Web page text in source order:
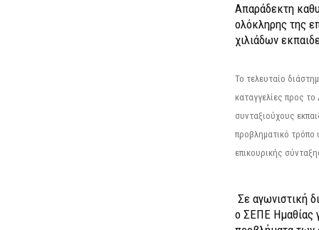
Απαράδεκτη
ολόκληρης της
χιλιάδων
Το τελευταίο
καταγγελίες προς
συνταξιούχους
προβληματικό τρόπο
επικουρικής
Σε αγωνιστική
ο ΣΕΠΕ Ημαθίας